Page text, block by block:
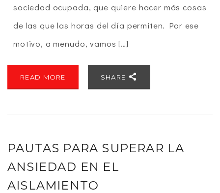
sociedad ocupada, que quiere hacer más cosas
de las que las horas del día permiten. Por ese
motivo, a menudo, vamos […]
READ MORE SHARE
PAUTAS PARA SUPERAR LA
ANSIEDAD EN EL
AISLAMIENTO